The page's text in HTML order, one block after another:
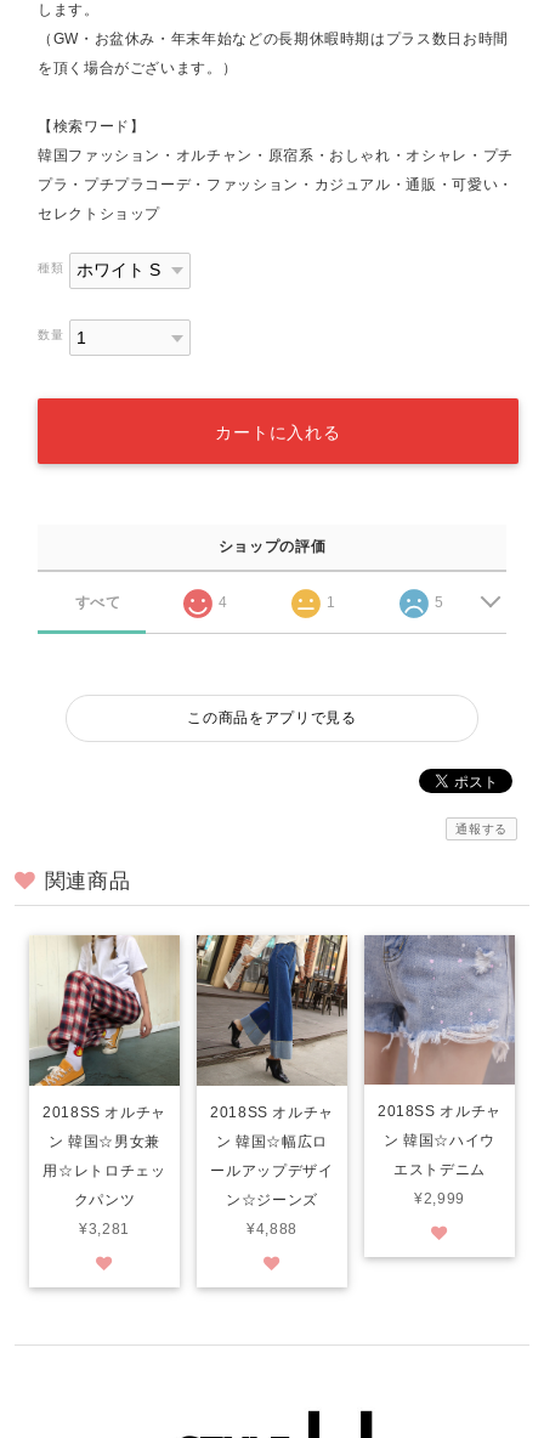
します。
（GW・お盆休み・年末年始などの長期休暇時期はプラス数日お時間
を頂く場合がございます。）
【検索ワード】
韓国ファッション・オルチャン・原宿系・おしゃれ・オシャレ・プチ
プラ・プチプラコーデ・ファッション・カジュアル・通販・可愛い・
セレクトショップ
種類
数量
カートに入れる
ショップの評価
すべて 4 1 5
この商品をアプリで見る
通報する
関連商品
2018SS オルチャ
ン 韓国☆男女兼
用☆レトロチェッ
クパンツ
¥3,281
2018SS オルチャ
ン 韓国☆幅広ロ
ールアップデザイ
ン☆ジーンズ
¥4,888
2018SS オルチャ
ン 韓国☆ハイウ
エストデニム
¥2,999